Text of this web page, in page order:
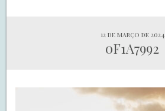
12 de março de 2024
0F1A7992